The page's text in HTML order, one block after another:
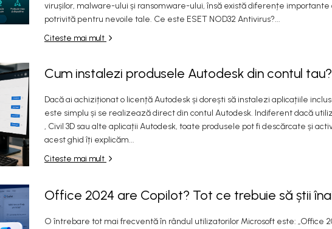
virușilor, malware-ului și ransomware-ului, însă există diferențe
potrivită pentru nevoile tale. Ce este ESET NOD32 Antivirus?...
Citeste mai mult
Cum instalezi produsele Autodesk din contul tau?
Dacă ai achiziționat o licență Autodesk și dorești să instalezi aplicațiile
este simplu și se realizează direct din contul Autodesk. Indiferent dacă
, Civil 3D sau alte aplicații Autodesk, toate produsele pot fi descărcate și
acest ghid îți explicăm...
Citeste mai mult
Office 2024 are Copilot? Tot ce trebuie să știi
O întrebare tot mai frecventă în rândul utilizatorilor Microsoft este: „Office